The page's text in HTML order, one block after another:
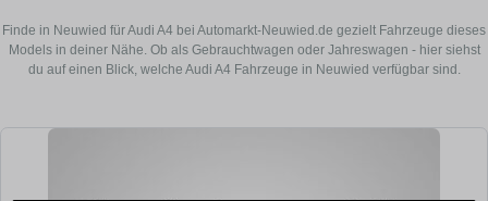
Finde in Neuwied für Audi A4 bei Automarkt-Neuwied.de gezielt Fahrzeuge dieses
Models in deiner Nähe. Ob als Gebrauchtwagen oder Jahreswagen - hier siehst
du auf einen Blick, welche Audi A4 Fahrzeuge in Neuwied verfügbar sind.